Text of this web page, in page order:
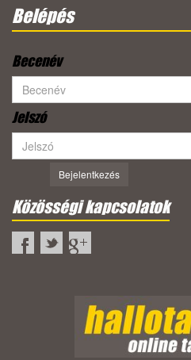
Belépés
Becenév
Jelszó
Bejelentkezés
Közösségi kapcsolatok